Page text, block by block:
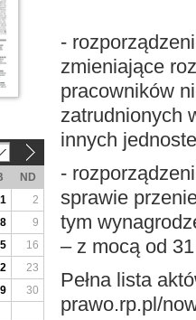
-
zmieniające
pracowników
zatrudnionych
innych
-
sprawie
tym
– z mocą od
Pełna lista
prawo.rp.pl/
ND
1
2
8
9
16
23
30